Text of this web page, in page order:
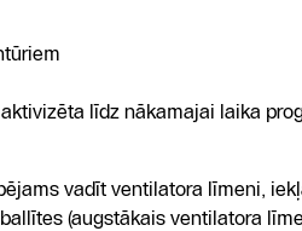
līdz nākamajai laika
vadīt ventilatora līmeni,
(augstākais ventilatora